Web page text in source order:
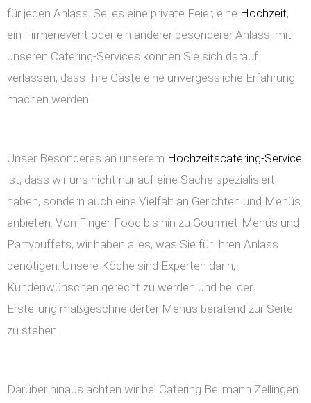
für jeden Anlass. Sei es eine private Feier, eine Hochzeit,
ein Firmenevent oder ein anderer besonderer Anlass, mit
unseren Catering-Services können Sie sich darauf
verlassen, dass Ihre Gäste eine unvergessliche Erfahrung
machen werden.
Unser Besonderes an unserem Hochzeitscatering-Service
ist, dass wir uns nicht nur auf eine Sache spezialisiert
haben, sondern auch eine Vielfalt an Gerichten und Menüs
anbieten. Von Finger-Food bis hin zu Gourmet-Menüs und
Partybuffets, wir haben alles, was Sie für Ihren Anlass
benötigen. Unsere Köche sind Experten darin,
Kundenwünschen gerecht zu werden und bei der
Erstellung maßgeschneiderter Menüs beratend zur Seite
zu stehen.
Darüber hinaus achten wir bei Catering Bellmann Zellingen